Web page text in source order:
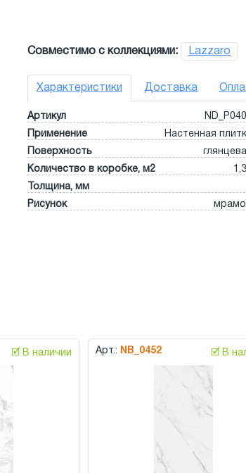
Совместимо с коллекциями: Lazzaro
Характеристики Доставка
Артикул
Применение
Настенная
Поверхность
Количество в коробке, м2
Толщина, мм
Рисунок
🗹 В наличии Арт.: NB_0452 🗹 В